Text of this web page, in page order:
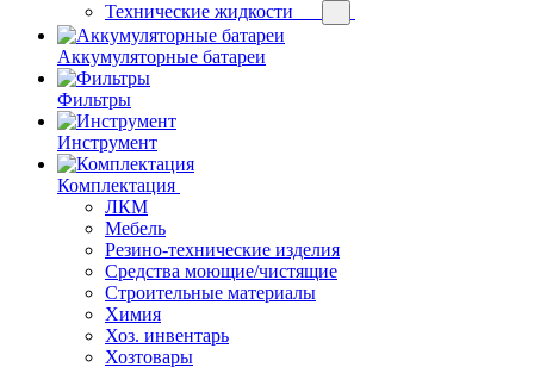
Технические жидкости
Аккумуляторные батареи
Фильтры
Инструмент
Комплектация
ЛКМ
Мебель
Резино-технические изделия
Средства моющие/чистящие
Строительные материалы
Химия
Хоз. инвентарь
Хозтовары